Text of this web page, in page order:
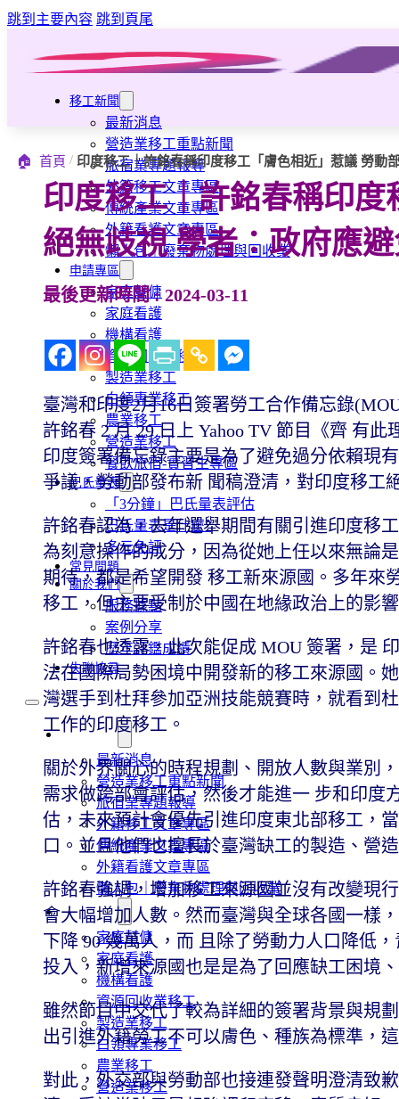
跳到主要內容 跳到頁尾
移工新聞
最新消息
營造業移工重點新聞
旅宿業專題報導
外籍移工文章專區
傳統產業文章專區
外籍看護文章專區
懶人包｜廢棄物處理與回收業
申請專區
家庭幫傭
家庭看護
機構看護
資源回收業移工
製造業移工
白領專業移工
農業移工
營造業移工
餐飲旅宿-實習生專區
巴氏量表
「3分鐘」巴氏量表評估
巴氏量表是什麼?
多元免評
常見問題
關於我們
服務據點
案例分享
歷年評鑑成績
失聯協尋
移工新聞
最新消息
營造業移工重點新聞
旅宿業專題報導
外籍移工文章專區
傳統產業文章專區
外籍看護文章專區
懶人包｜廢棄物處理與回收業
申請專區
家庭幫傭
家庭看護
機構看護
資源回收業移工
製造業移工
白領專業移工
農業移工
營造業移工
🏠 首頁 / 印度移工｜許銘春稱印度移工「膚色相近」惹議 勞動
印度移工｜許銘春稱印
絕無歧視 學者：政府應
最後更新時間 : 2024-03-11
臺灣和印度2月16日簽署勞工合作備忘錄
許銘春 2 月 29 日上 Yahoo TV 節目《齊 有
印度簽署備忘錄主要是為了避免過分依賴現
爭議，勞動部發布新 聞稿澄清，對印度移工
許銘春認為，去年選舉期間有關引進印度移
為刻意操作的成分，因為從她上任以來無論
期待，都是希望開發 移工新來源國。多年來
移工，但主要受制於中國在地緣政治上的影
許銘春也透露，此次能促成 MOU 簽署，是
法在國際局勢困境中開發新的移工來源國。
灣選手到杜拜參加亞洲技能競賽時，就看到
工作的印度移工。
關於外界關心的時程規劃、開放人數與業別
需求做跨部會評估，然後才能進一 步和印度
估，未來預計會優先引進印度東北部移工，
口。並且他們也擅長於臺灣缺工的製造、營
許銘春強調，增加移工來源國並沒有改變現
會大幅增加人數。然而臺灣與全球各國一樣
下降 90 幾萬人，而 且除了勞動力人口降低
投入，新增來源國也是是為了回應缺工困境
雖然節目中交代了較為詳細的簽署背景與規
出引進外籍勞工不可以膚色、種族為標準，
對此，外交部與勞動部也接連發聲明澄清致